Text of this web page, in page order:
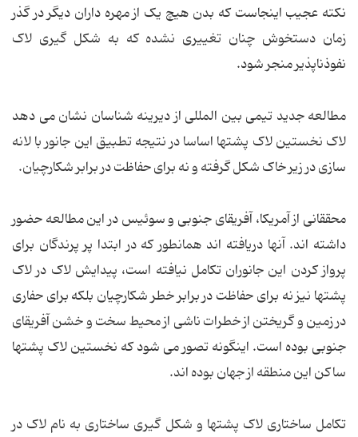
نکته عجیب اینجاست که بدن هیچ یک از مهره داران دیگر در گذر
زمان دستخوش چنان تغییری نشده که به شکل گیری لاک
نفوذناپذیر منجر شود.
مطالعه جدید تیمی بین المللی از دیرینه شناسان نشان می دهد
لاک نخستین لاک پشتها اساسا در نتیجه تطبیق این جانور با لانه
سازی در زیر خاک شکل گرفته و نه برای حفاظت در برابر شکارچیان.
محققانی از آمریکا، آفریقای جنوبی و سوئیس در این مطالعه حضور
داشته اند. آنها دریافته اند همانطور که در ابتدا پر پرندگان برای
پرواز کردن این جانوران تکامل نیافته است، پیدایش لاک در لاک
پشتها نیز نه برای حفاظت در برابر خطر شکارچیان بلکه برای حفاری
در زمین و گریختن از خطرات ناشی از محیط سخت و خشن آفریقای
جنوبی بوده است. اینگونه تصور می شود که نخستین لاک پشتها
ساکن این منطقه از جهان بوده اند.
تکامل ساختاری لاک پشتها و شکل گیری ساختاری به نام لاک در